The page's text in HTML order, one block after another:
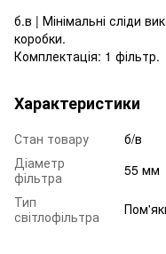
б.в | Мінімальні сліди
коробки.
Комплектація: 1 фільтр.
Характеристики
Стан товару
б/в
Діаметр
фільтра
55 мм
Тип
світлофільтра